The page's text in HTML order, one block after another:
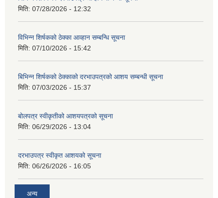
मिति: 07/28/2026 - 12:32
विभिन्न शिर्षकको ठेक्का आव्हान सम्बन्धि सूचना
मिति: 07/10/2026 - 15:42
बिभिन्‍न शिर्षकको ठेक्काको दरभाउपत्रको आशय सम्बन्धी सूचना
मिति: 07/03/2026 - 15:37
बोलपत्र स्वीकृतीको आशयपत्रको सूचना
मिति: 06/29/2026 - 13:04
दरभाउपत्र स्वीकृत आशयको सूचना
मिति: 06/26/2026 - 16:05
अन्य